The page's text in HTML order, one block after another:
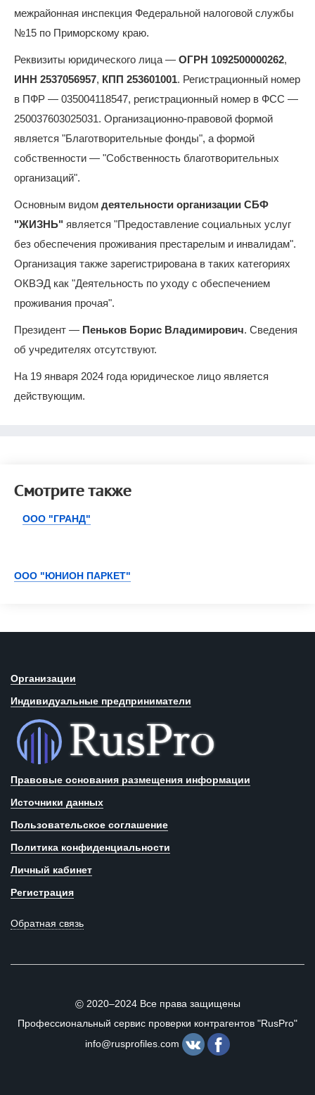
межрайонная инспекция Федеральной налоговой службы
№15 по Приморскому краю.
Реквизиты юридического лица — ОГРН 1092500000262,
ИНН 2537056957, КПП 253601001. Регистрационный номер
в ПФР — 035004118547, регистрационный номер в ФСС —
250037603025031. Организационно-правовой формой
является "Благотворительные фонды", а формой
собственности — "Собственность благотворительных
организаций".
Основным видом деятельности организации СБФ
"ЖИЗНЬ" является "Предоставление социальных услуг
без обеспечения проживания престарелым и инвалидам".
Организация также зарегистрирована в таких категориях
ОКВЭД как "Деятельность по уходу с обеспечением
проживания прочая".
Президент — Пеньков Борис Владимирович. Сведения
об учредителях отсутствуют.
На 19 января 2024 года юридическое лицо является
действующим.
Смотрите также
ООО "ГРАНД"
ООО "ЮНИОН ПАРКЕТ"
Организации
Индивидуальные предприниматели
Правовые основания размещения информации
Источники данных
Пользовательское соглашение
Политика конфиденциальности
Личный кабинет
Регистрация
Обратная связь
©2020–2024 Все права защищены
Профессиональный сервис проверки контрагентов "RusPro"
info@rusprofiles.com